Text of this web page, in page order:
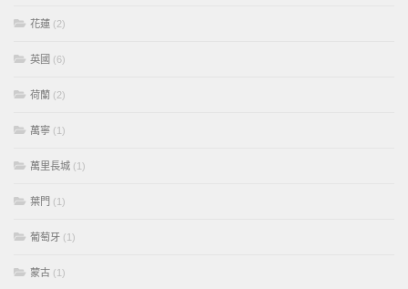
花蓮 (2)
英國 (6)
荷蘭 (2)
萬寧 (1)
萬里長城 (1)
葉門 (1)
葡萄牙 (1)
蒙古 (1)